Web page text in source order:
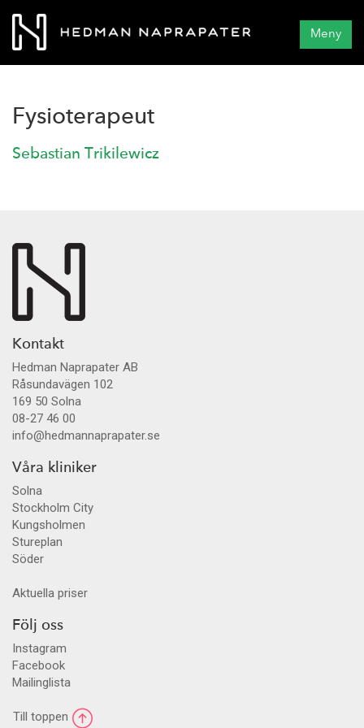
Meny
Fysioterapeut
Sebastian Trikilewicz
Kontakt
Hedman Naprapater AB
Råsundavägen 102
169 50 Solna
08-27 46 00
info@hedmannaprapater.se
Våra kliniker
Solna
Stockholm City
Kungsholmen
Stureplan
Söder
Aktuella priser
Följ oss
Instagram
Facebook
Mailinglista
Till toppen